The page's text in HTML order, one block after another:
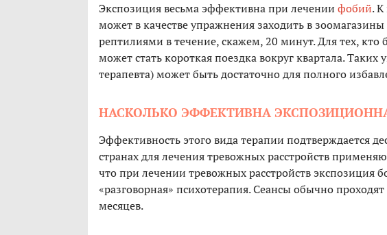
Экспозиция весьма эффективна при лечении фобий.
может в качестве упражнения заходить в
рептилиями в течение, скажем, 20 минут. Для тех, кто
может стать короткая поездка вокруг квартала.
терапевта) может быть достаточно для полного
НАСКОЛЬКО ЭФФЕКТИВНА
Эффективность этого вида терапии подтверждается
странах для лечения тревожных расстройств
что при лечении тревожных расстройств экспозиция
«разговорная» психотерапия. Сеансы обычно
месяцев.